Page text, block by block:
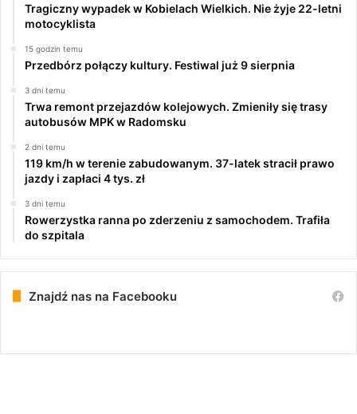
Tragiczny wypadek w Kobielach Wielkich. Nie żyje 22-letni
motocyklista
15 godzin temu
Przedbórz połączy kultury. Festiwal już 9 sierpnia
3 dni temu
Trwa remont przejazdów kolejowych. Zmieniły się trasy
autobusów MPK w Radomsku
2 dni temu
119 km/h w terenie zabudowanym. 37-latek stracił prawo
jazdy i zapłaci 4 tys. zł
3 dni temu
Rowerzystka ranna po zderzeniu z samochodem. Trafiła
do szpitala
Znajdź nas na Facebooku